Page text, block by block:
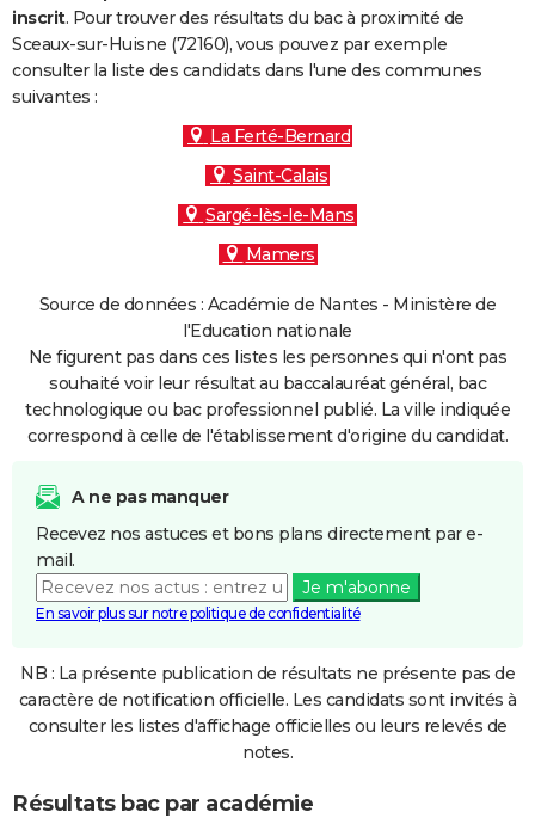
FORUM
Bricolage
Lifestyle
Culture
SportAuto
Television
Voyage
Cinema
inscrit. Pour trouver des résultats du bac à proximité de
Sceaux-sur-Huisne (72160), vous pouvez par exemple
consulter la liste des candidats dans l'une des communes
suivantes :
La Ferté-Bernard
Saint-Calais
Sargé-lès-le-Mans
Mamers
Source de données : Académie de Nantes - Ministère de
l'Education nationale
Ne figurent pas dans ces listes les personnes qui n'ont pas
souhaité voir leur résultat au baccalauréat général, bac
technologique ou bac professionnel publié. La ville indiquée
correspond à celle de l'établissement d'origine du candidat.
A ne pas manquer
Recevez nos astuces et bons plans directement par e-
mail.
Je m'abonne
En savoir plus sur notre politique de confidentialité
NB : La présente publication de résultats ne présente pas de
caractère de notification officielle. Les candidats sont invités à
consulter les listes d'affichage officielles ou leurs relevés de
notes.
Résultats bac par académie